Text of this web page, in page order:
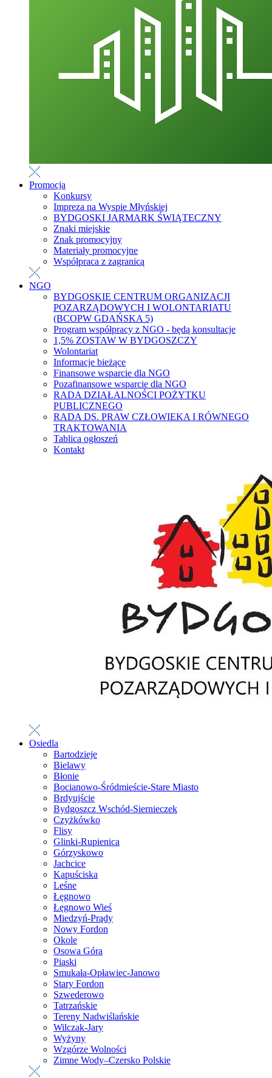
Promocja
Konkursy
Impreza na Wyspie Młyńskiej
BYDGOSKI JARMARK ŚWIĄTECZNY
Znaki miejskie
Znak promocyjny
Materiały promocyjne
Współpraca z zagranicą
NGO
BYDGOSKIE CENTRUM ORGANIZACJI
POZARZĄDOWYCH I WOLONTARIATU
(BCOPW GDAŃSKA 5)
Program współpracy z NGO - będą konsultacje
1,5% ZOSTAW W BYDGOSZCZY
Wolontariat
Informacje bieżące
Finansowe wsparcie dla NGO
Pozafinansowe wsparcie dla NGO
RADA DZIAŁALNOŚCI POŻYTKU
PUBLICZNEGO
RADA DS. PRAW CZŁOWIEKA I RÓWNEGO
TRAKTOWANIA
Tablica ogłoszeń
Kontakt
Osiedla
Bartodzieje
Bielawy
Błonie
Bocianowo-Śródmieście-Stare Miasto
Brdyujście
Bydgoszcz Wschód-Siernieczek
Czyżkówko
Flisy
Glinki-Rupienica
Górzyskowo
Jachcice
Kapuściska
Leśne
Łęgnowo
Łęgnowo Wieś
Miedzyń-Prądy
Nowy Fordon
Okole
Osowa Góra
Piaski
Smukała-Opławiec-Janowo
Stary Fordon
Szwederowo
Tatrzańskie
Tereny Nadwiślańskie
Wilczak-Jary
Wyżyny
Wzgórze Wolności
Zimne Wody–Czersko Polskie